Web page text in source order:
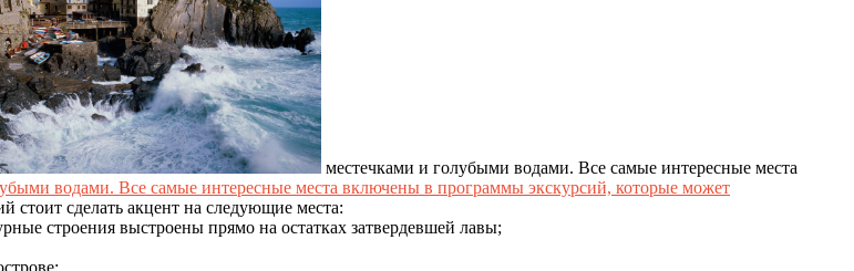
местечками и голубыми водами. Все самые интересные места
водами. Все самые интересные места включены в программы экскурсий, которые может
стоит сделать акцент на следующие места:
строения выстроены прямо на остатках затвердевшей лавы;